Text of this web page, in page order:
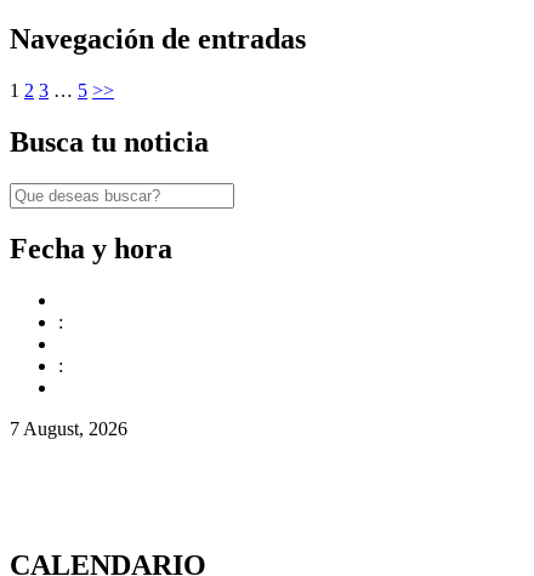
Navegación de entradas
1 2 3 … 5 >>
Busca tu noticia
Fecha y hora
:
:
7 August, 2026
CALENDARIO